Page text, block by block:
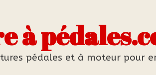
à
pédales et à moteur pour